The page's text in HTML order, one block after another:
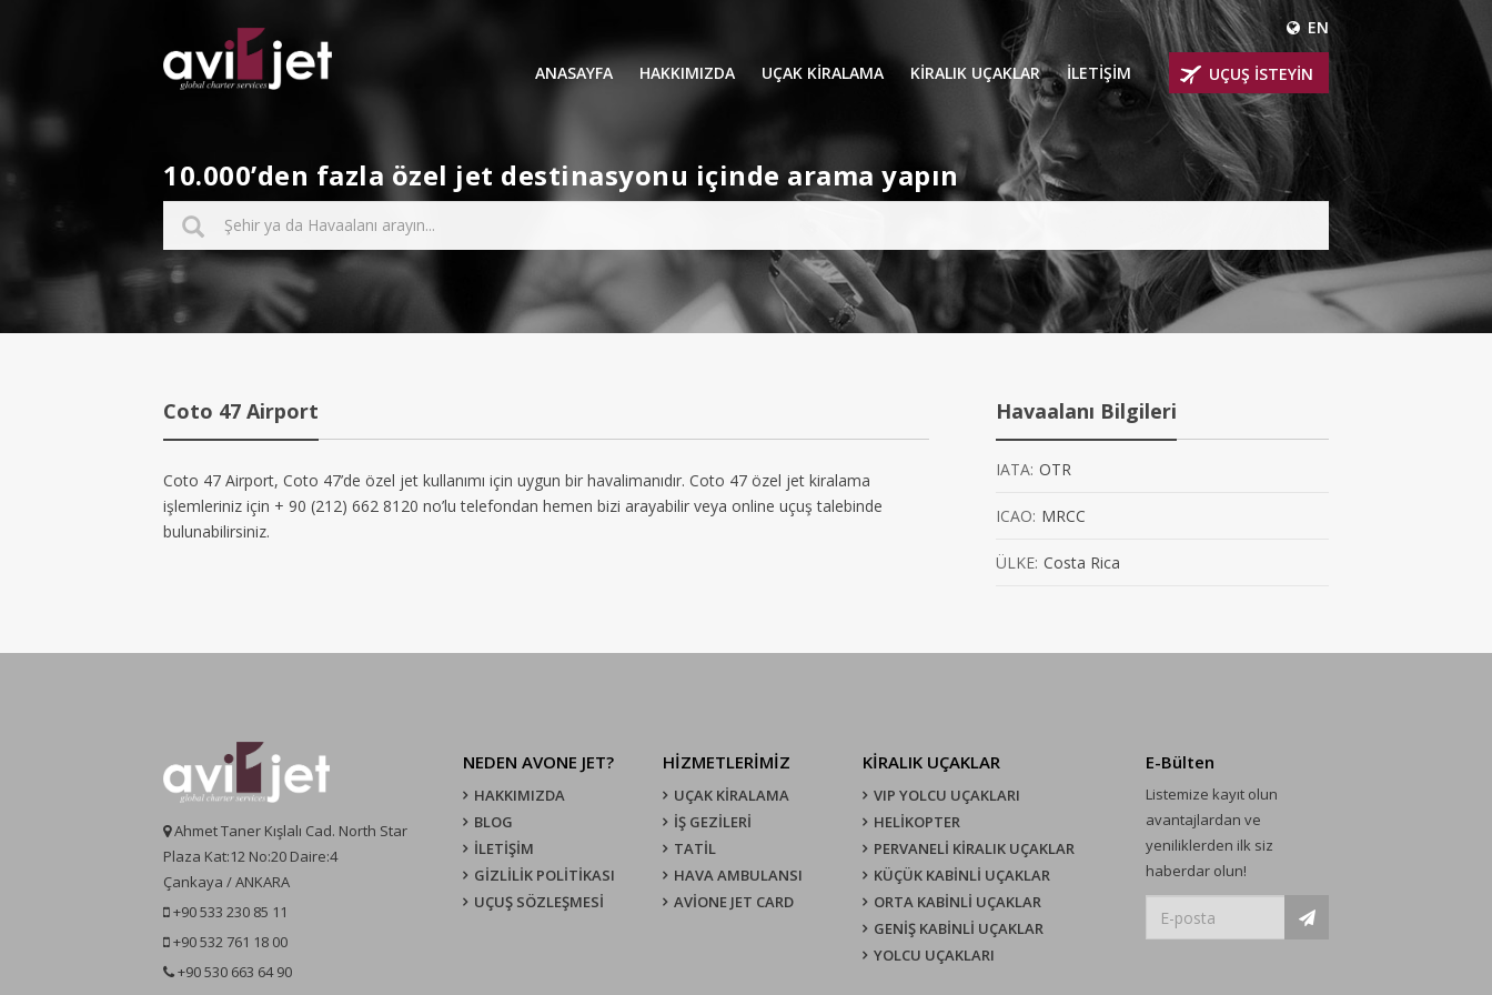
EN
ANASAYFA HAKKIMIZDA UÇAK KİRALAMA
İŞ GEZİLERİ TATİL
AVİONE JET CARD
KIRALIK UÇAKLAR
VIP YOLCU UÇAKLARI
HELİKOPTER
KÜÇÜK KABİNLİ UÇAKLAR
ORTA KABİNLİ UÇAKLAR
YOLCU UÇAKLARI
İLETİŞİM UÇUŞ İSTEYİN
10.000’den fazla özel jet destinasyonu içinde arama yapın
Coto 47 Airport
Coto 47 Airport, Coto 47’de özel jet kullanımı için uygun bir havalimanıdır. Coto 47 özel jet kiralama
işlemleriniz için + 90 (212) 662 8120 no’lu telefondan hemen bizi arayabilir veya online uçuş talebinde
bulunabilirsiniz.
Havaalanı Bilgileri
IATA: OTR
ICAO: MRCC
ÜLKE: Costa Rica
Ahmet Taner Kışlalı Cad. North Star
Plaza Kat:12 No:20 Daire:4
Çankaya / ANKARA
+90 533 230 85 11
+90 532 761 18 00
+90 530 663 64 90
NEDEN AVONE JET?
HAKKIMIZDA
BLOG
İLETİŞİM
GİZLİLİK POLİTİKASI
UÇUŞ SÖZLEŞMESI
HİZMETLERİMİZ
UÇAK KIRALAMA
İŞ GEZİLERİ
TATİL
HAVA AMBULANSI
AVİONE JET CARD
KIRALIK UÇAKLAR
VIP YOLCU UÇAKLARI
HELİKOPTER
PERVANELİ KİRALIK UÇAKLAR
KÜÇÜK KABİNLİ UÇAKLAR
ORTA KABİNLİ UÇAKLAR
GENİŞ KABİNLİ UÇAKLAR
YOLCU UÇAKLARI
E-Bülten
Listemize kayıt olun
avantajlardan ve
yeniliklerden ilk siz
haberdar olun!